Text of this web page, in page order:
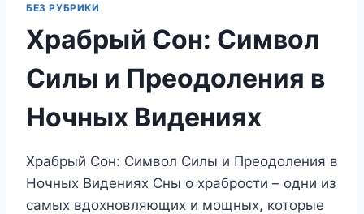
БЕЗ РУБРИКИ
Храбрый Сон: Символ
Силы и Преодоления в
Ночных Видениях
Храбрый Сон: Символ Силы и Преодоления в
Ночных Видениях Сны о храбрости – одни из
самых вдохновляющих и мощных, которые